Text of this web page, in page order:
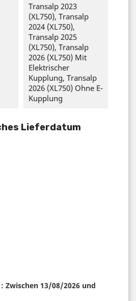
Transalp 2023
(XL750), Transalp
2024 (XL750),
Transalp 2025
(XL750), Transalp
2026 (XL750) Mit
Elektrischer
Kupplung, Transalp
2026 (XL750) Ohne E-
Kupplung
Lieferdatum
Zwischen 13/08/2026 und